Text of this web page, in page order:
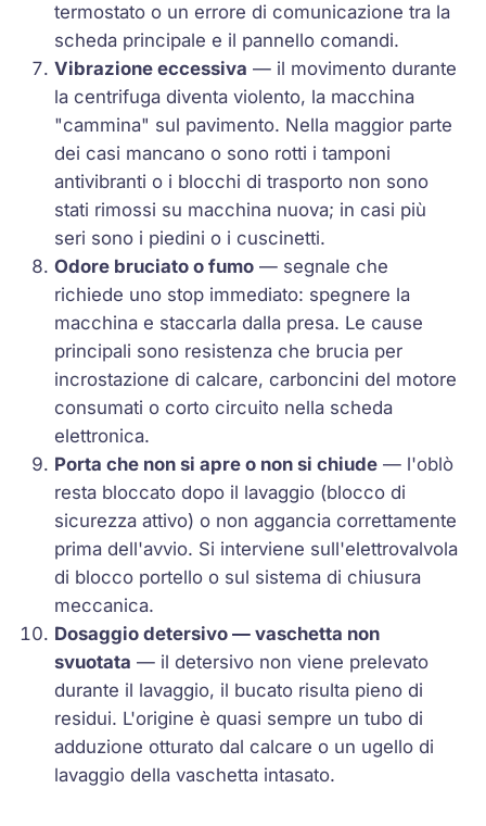
termostato o un errore di comunicazione tra la
scheda principale e il pannello comandi.
Vibrazione eccessiva — il movimento durante
la centrifuga diventa violento, la macchina
"cammina" sul pavimento. Nella maggior parte
dei casi mancano o sono rotti i tamponi
antivibranti o i blocchi di trasporto non sono
stati rimossi su macchina nuova; in casi più
seri sono i piedini o i cuscinetti.
Odore bruciato o fumo — segnale che
richiede uno stop immediato: spegnere la
macchina e staccarla dalla presa. Le cause
principali sono resistenza che brucia per
incrostazione di calcare, carboncini del motore
consumati o corto circuito nella scheda
elettronica.
Porta che non si apre o non si chiude — l'oblò
resta bloccato dopo il lavaggio (blocco di
sicurezza attivo) o non aggancia correttamente
prima dell'avvio. Si interviene sull'elettrovalvola
di blocco portello o sul sistema di chiusura
meccanica.
Dosaggio detersivo — vaschetta non
svuotata — il detersivo non viene prelevato
durante il lavaggio, il bucato risulta pieno di
residui. L'origine è quasi sempre un tubo di
adduzione otturato dal calcare o un ugello di
lavaggio della vaschetta intasato.